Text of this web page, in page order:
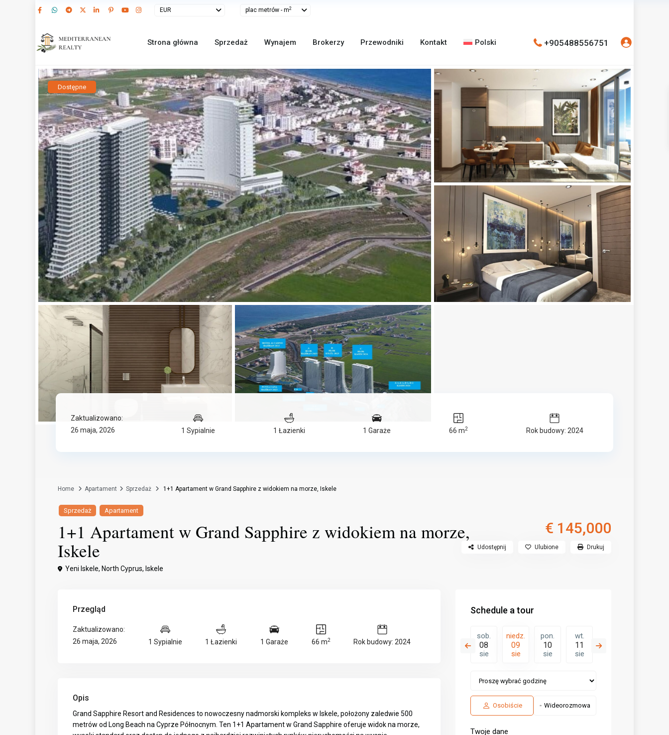
EUR plac metrów - m2
Strona główna Sprzedaż Wynajem Brokerzy Przewodniki Kontakt Polski +905488556751
Dostępne
Zaktualizowano:
26 maja, 2026
1 Sypialnie 1 Łazienki 1 Garaże 66 m2 Rok budowy: 2024
Home Apartament Sprzedaż 1+1 Apartament w Grand Sapphire z widokiem na morze, Iskele
Sprzedaż Apartament
1+1 Apartament w Grand Sapphire z widokiem na morze,
Iskele
€ 145,000
Yeni Iskele, North Cyprus, Iskele
Udostępnij Ulubione Drukuj
Przegląd
Zaktualizowano:
26 maja, 2026
1 Sypialnie 1 Łazienki 1 Garaże 66 m2 Rok budowy: 2024
Opis
Grand Sapphire Resort and Residences to nowoczesny nadmorski kompleks w Iskele, położony zaledwie 500
metrów od Long Beach na Cyprze Północnym. Ten 1+1 Apartament w Grand Sapphire oferuje widok na morze,
Schedule a tour
14
sob.
15
sob.
08
sie
niedz.
09
sie
pon.
10
sie
wt.
11
sie
Osobiście Wideorozmowa
Twoje dane